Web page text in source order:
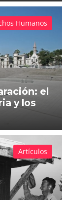
el
y los
Humanos
Artículos